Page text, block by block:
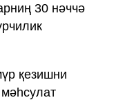
30 нәччә
қезишни